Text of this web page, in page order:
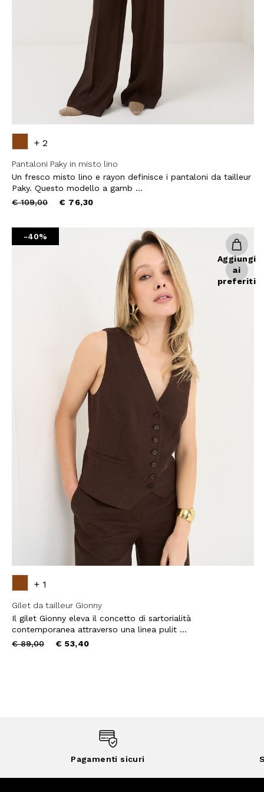
+ 2
Pantaloni Paky in misto lino
Un fresco misto lino e rayon definisce i pantaloni da tailleur
Paky. Questo modello a gamb ...
Price
€ 109,00to € 76,30
-40%
Aggiungi
ai
preferiti
+ 1
Gilet da tailleur Gionny
Il gilet Gionny eleva il concetto di sartorialità
contemporanea attraverso una linea pulit ...
Price
€ 89,00to € 53,40
Pagamenti sicuri
QUESTO SITO È PROTETTO DA